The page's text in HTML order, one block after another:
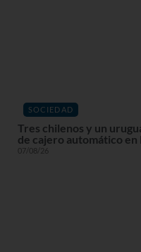
SOCIEDAD
Tres chilenos y un
de cajero automático
07/08/26